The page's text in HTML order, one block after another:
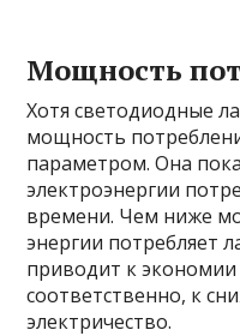
Мощность
Хотя светодиодные
мощность
параметром. Она
электроэнергии
времени. Чем ниже
энергии потребляет
приводит к экономии
соответственно, к
электричество.